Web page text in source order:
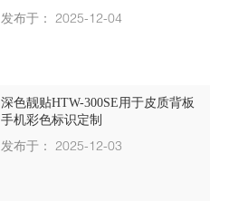
发布于： 2025-12-04
深色靓贴HTW-300SE用于皮质背板
手机彩色标识定制
发布于： 2025-12-03